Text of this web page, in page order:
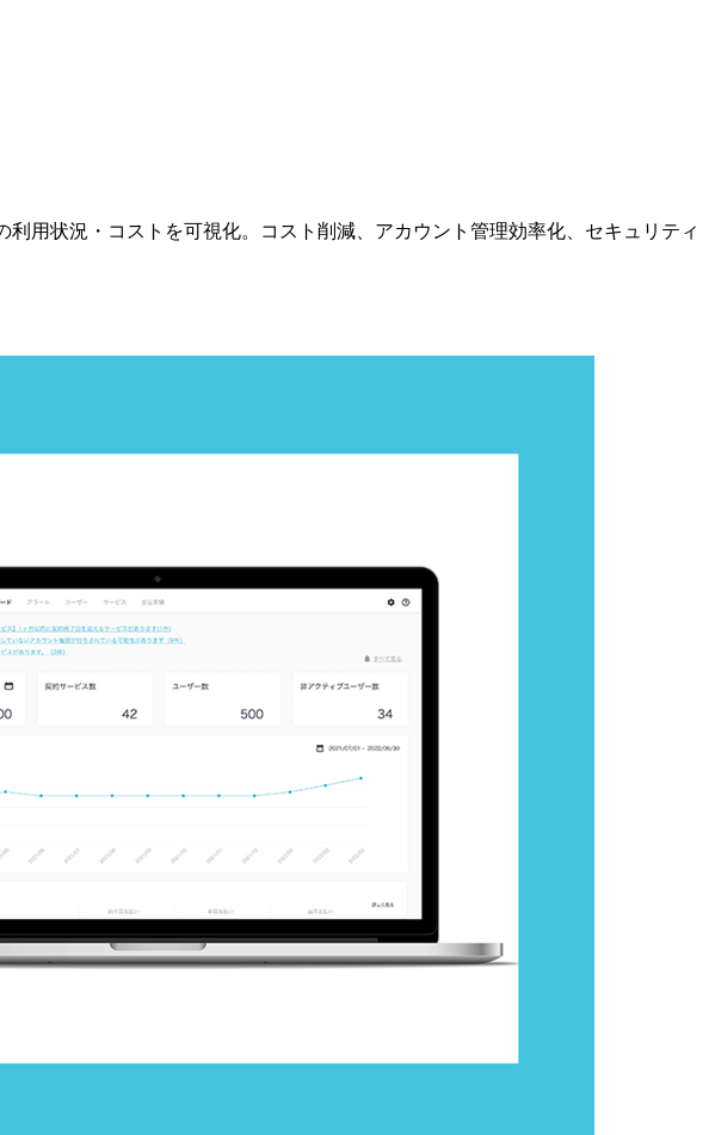
用状況・コストを可視化。コスト削減、アカウント管理効率化、セキュリティ